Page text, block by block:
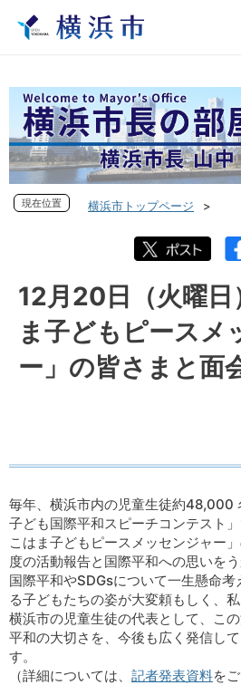
現在位置
横浜市トップページ
フォトダイアリー 2022年度
フォトダイアリー 2022年12月
12月20日（火曜日）「よこはま子ども
ー」の皆さまと面会しました
12月20日（火曜日
ま子どもピースメ
ー」の皆さまと面
毎年、横浜市内の児童生徒約48,000
子ども国際平和スピーチコンテスト
こはま子どもピースメッセンジャー
度の活動報告と国際平和への思いをう
国際平和やSDGsについて一生懸命
る子どもたちの姿が大変頼もしく、
横浜市の児童生徒の代表として、こ
平和の大切さを、今後も広く発信し
す。
（詳細については、 記者発表資料を